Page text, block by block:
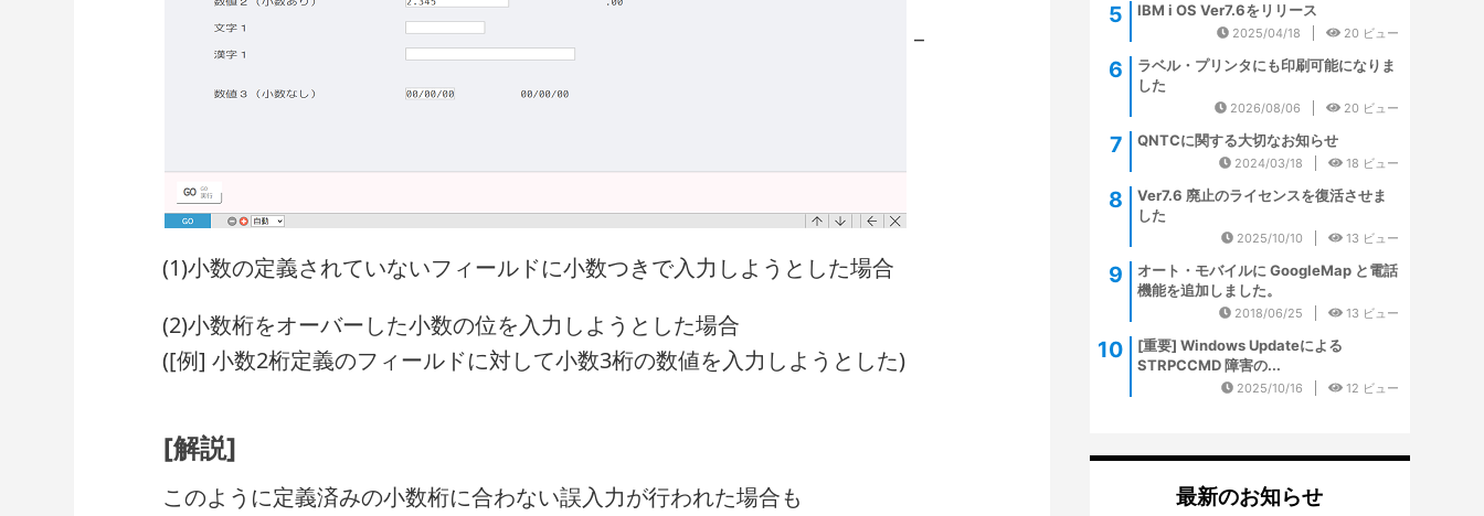
(1)小数の定義されていないフィールドに小数つきで入力しようとした場合
(2)小数桁をオーバーした小数の位を入力しようとした場合
([例] 小数2桁定義のフィールドに対して小数3桁の数値を入力しようとした)
[解説]
このように定義済みの小数桁に合わない誤入力が行われた場合も
IBM i OS Ver7.6をリリース
2025/04/18 20 ビュー
ラベル・プリンタにも印刷可能になりま
した
2026/08/06 20 ビュー
QNTCに関する大切なお知らせ
2024/03/18 18 ビュー
Ver7.6 廃止のライセンスを復活させま
した
2025/10/10 13 ビュー
オート・モバイルに GoogleMap と電話
機能を追加しました。
2018/06/25 13 ビュー
[重要] Windows Updateによる
STRPCCMD 障害の...
2025/10/16 12 ビュー
最新のお知らせ